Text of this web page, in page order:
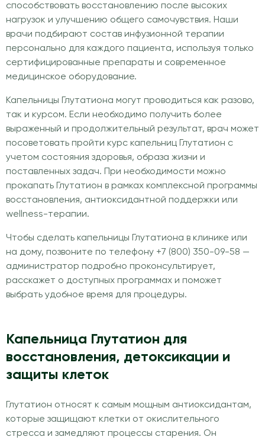
способствовать восстановлению после высоких
нагрузок и улучшению общего самочувствия. Наши
врачи подбирают состав инфузионной терапии
персонально для каждого пациента, используя только
сертифицированные препараты и современное
медицинское оборудование.
Капельницы Глутатиона могут проводиться как разово,
так и курсом. Если необходимо получить более
выраженный и продолжительный результат, врач может
посоветовать пройти курс капельниц Глутатион с
учетом состояния здоровья, образа жизни и
поставленных задач. При необходимости можно
прокапать Глутатион в рамках комплексной программы
восстановления, антиоксидантной поддержки или
wellness-терапии.
Чтобы сделать капельницы Глутатиона в клинике или
на дому, позвоните по телефону +7 (800) 350-09-58 —
администратор подробно проконсультирует,
расскажет о доступных программах и поможет
выбрать удобное время для процедуры.
Капельница Глутатион для
восстановления, детоксикации и
защиты клеток
Глутатион относят к самым мощным антиоксидантам,
которые защищают клетки от окислительного
стресса и замедляют процессы старения. Он